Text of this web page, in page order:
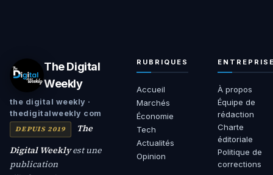
The Digital
Weekly
the digital weekly ·
thedigitalweekly com
DEPUIS 2019
The
Digital Weeklyest une
publication
RUBRIQUES
Accueil
Marchés
Économie
Tech
Actualités
Opinion
À propos
Équipe de
rédaction
Charte
éditoriale
Politique de
corrections